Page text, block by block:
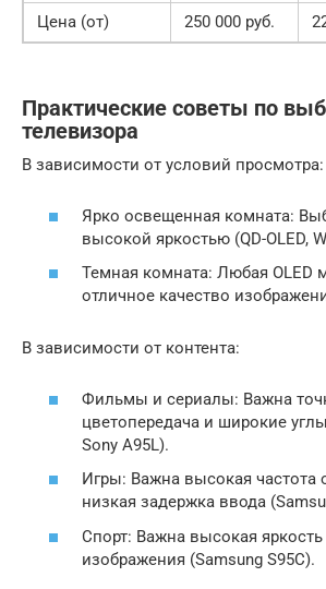
Цена (от)
250 000 руб.
Практические советы по
телевизора
В зависимости от условий просмотра:
Ярко освещенная комната:
высокой яркостью (QD-OLED,
Темная комната: Любая OLED
отличное качество
В зависимости от контента:
Фильмы и сериалы: Важна
цветопередача и широкие
Sony A95L).
Игры: Важна высокая частота
низкая задержка ввода
Спорт: Важна высокая
изображения (Samsung S95C).